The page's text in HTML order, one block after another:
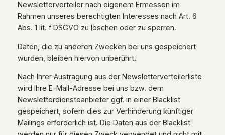
Newsletterverteiler nach eigenem Ermessen im
Rahmen unseres berechtigten Interesses nach Art. 6
Abs. 1 lit. f DSGVO zu löschen oder zu sperren.
Daten, die zu anderen Zwecken bei uns gespeichert
wurden, bleiben hiervon unberührt.
Nach Ihrer Austragung aus der Newsletterverteilerliste
wird Ihre E-Mail-Adresse bei uns bzw. dem
Newsletterdiensteanbieter ggf. in einer Blacklist
gespeichert, sofern dies zur Verhinderung künftiger
Mailings erforderlich ist. Die Daten aus der Blacklist